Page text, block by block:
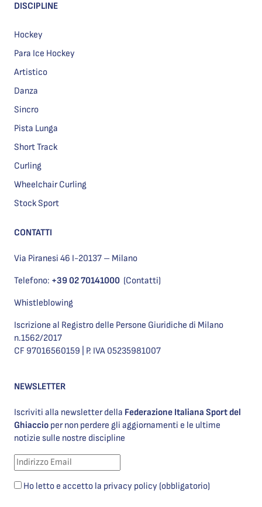
DISCIPLINE
Hockey
Para Ice Hockey
Artistico
Danza
Sincro
Pista Lunga
Short Track
Curling
Wheelchair Curling
Stock Sport
CONTATTI
Via Piranesi 46 I-20137 – Milano
Telefono: +39 02 70141000 (Contatti)
Whistleblowing
Iscrizione al Registro delle Persone Giuridiche di Milano
n.1562/2017
CF 97016560159 | P. IVA 05235981007
NEWSLETTER
Iscriviti alla newsletter della Federazione Italiana Sport del
Ghiaccio per non perdere gli aggiornamenti e le ultime
notizie sulle nostre discipline
Ho letto e accetto la privacy policy (obbligatorio)